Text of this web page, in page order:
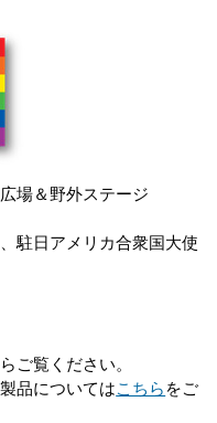
場＆野外ステージ
駐日アメリカ合衆国大使
ご覧ください。
品についてはこちら をご